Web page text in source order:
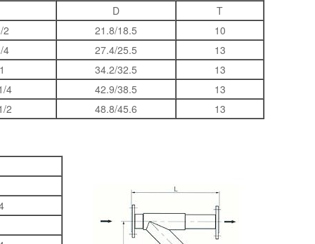
D
T
2
21.8/18.5
10
4
27.4/25.5
13
34.2/32.5
13
4
42.9/38.5
13
2
48.8/45.6 13